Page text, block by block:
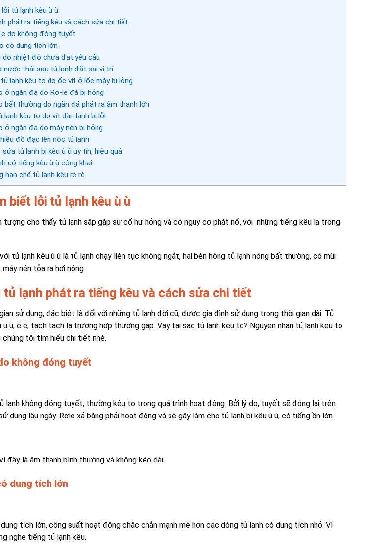
tủ lạnh kêu ù ù
phát ra tiếng kêu và cách sửa chi tiết
e do không đóng tuyết
có dung tích lớn
do nhiệt độ chưa đạt yêu cầu
nước thải sau tủ lạnh đặt sai vị trí
tủ lạnh kêu to do ốc vít ở lốc máy bị lỏng
ở ngăn đá do Rơ-le đá bị hỏng
bất thường do ngăn đá phát ra âm thanh lớn
lạnh kêu to do vít dàn lạnh bị lỗi
ở ngăn đá do máy nén bị hỏng
đồ đạc lên nóc tủ lạnh
tủ lạnh bị kêu ù ù uy tín, hiệu quả
có tiếng kêu ù ù công khai
hạn chế tủ lạnh kêu rè rè
biết lỗi tủ lạnh kêu ù ù
tượng cho thấy tủ lạnh sắp gặp sự cố hư hỏng và có nguy cơ phát nổ, với những tiếng kêu lạ trong
tủ lạnh kêu ù ù là tủ lạnh chạy liên tục không ngắt, hai bên hông tủ lạnh nóng bất thường, có mùi
nén tỏa ra hơi nóng
tủ lạnh phát ra tiếng kêu và cách sửa chi tiết
sử dụng, đặc biệt là đối với những tủ lạnh đời cũ, được gia đình sử dụng trong thời gian dài. Tủ
ù ù, è è, tạch tạch là trường hợp thường gặp. Vậy tại sao tủ lạnh kêu to? Nguyên nhân tủ lạnh kêu to
chúng tôi tìm hiểu chi tiết nhé.
không đóng tuyết
lạnh không đóng tuyết, thường kêu to trong quá trình hoạt động. Bởi lý do, tuyết sẽ đóng lại trên
dụng lâu ngày. Rơle xả băng phải hoạt động và sẽ gây làm cho tủ lạnh bị kêu ù ù, có tiếng ồn lớn.
đây là âm thanh bình thường và không kéo dài.
dung tích lớn
dung tích lớn, công suất hoạt động chắc chắn mạnh mẽ hơn các dòng tủ lạnh có dung tích nhỏ. Vì
nghe tiếng tủ lạnh kêu.